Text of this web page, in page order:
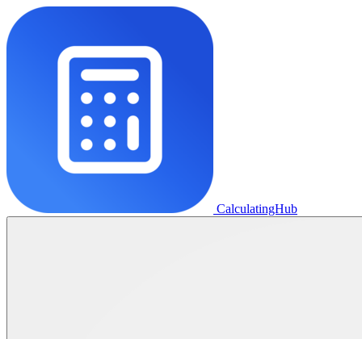
CalculatingHub